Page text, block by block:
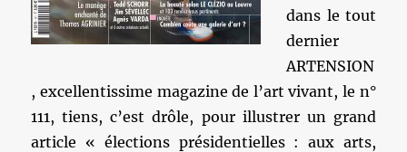
dans le tout
dernier
ARTENSION
, excellentissime magazine de l’art vivant, le n°
111, tiens, c’est drôle, pour illustrer un grand
article « élections présidentielles : aux arts,